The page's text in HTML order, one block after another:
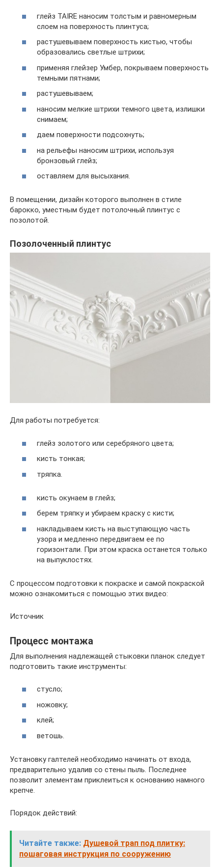
глейз TAIRE наносим толстым и равномерным
слоем на поверхность плинтуса;
растушевываем поверхность кистью, чтобы
образовались светлые штрихи;
применяя глейзер Умбер, покрываем поверхность
темными пятнами;
растушевываем;
наносим мелкие штрихи темного цвета, излишки
снимаем;
даем поверхности подсохнуть;
на рельефы наносим штрихи, используя
бронзовый глейз;
оставляем для высыхания.
В помещении, дизайн которого выполнен в стиле
барокко, уместным будет потолочный плинтус с
позолотой.
Позолоченный плинтус
Для работы потребуется:
глейз золотого или серебряного цвета;
кисть тонкая;
тряпка.
кисть окунаем в глейз;
берем тряпку и убираем краску с кисти;
накладываем кисть на выступающую часть
узора и медленно передвигаем ее по
горизонтали. При этом краска останется только
на выпуклостях.
С процессом подготовки к покраске и самой покраской
можно ознакомиться с помощью этих видео:
Источник
Процесс монтажа
Для выполнения надлежащей стыковки планок следует
подготовить такие инструменты:
стусло;
ножовку;
клей;
ветошь.
Установку галтелей необходимо начинать от входа,
предварительно удалив со стены пыль. Последнее
позволит элементам приклеиться к основанию намного
крепче.
Порядок действий:
Читайте также: Душевой трап под плитку:
пошаговая инструкция по сооружению